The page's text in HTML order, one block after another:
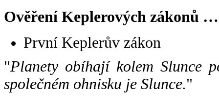
Ověření Keplerových zákonů …
První Keplerův zákon
"Planety obíhají kolem Slunce
společném ohnisku je Slunce."